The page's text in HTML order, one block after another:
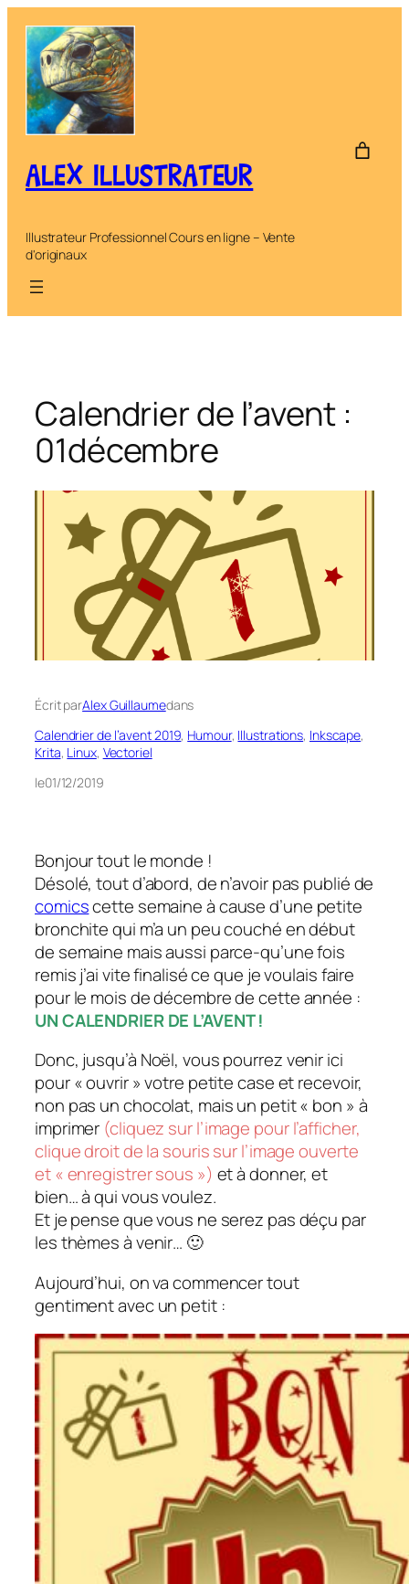
contenu
ALEX ILLUSTRATEUR
Illustrateur Professionnel Cours en ligne – Vente
d'originaux
Calendrier de l’avent :
01décembre
Écrit parAlex Guillaumedans
Calendrier de l’avent 2019, Humour, Illustrations, Inkscape
Krita, Linux, Vectoriel
le01/12/2019
Bonjour tout le monde !
Désolé, tout d’abord, de n’avoir pas publié de
comicscette semaine à cause d’une petite
bronchite qui m’a un peu couché en début
de semaine mais aussi parce-qu’une fois
remis j’ai vite finalisé ce que je voulais faire
pour le mois de décembre de cette année :
UN CALENDRIER DE L’AVENT !
Donc, jusqu’à Noël, vous pourrez venir ici
pour « ouvrir » votre petite case et recevoir,
non pas un chocolat, mais un petit « bon » à
imprimer (cliquez sur l’image pour l’afficher,
clique droit de la souris sur l’image ouverte
et « enregistrer sous ») et à donner, et
bien… à qui vous voulez.
Et je pense que vous ne serez pas déçu par
les thèmes à venir… 🙂
Aujourd’hui, on va commencer tout
gentiment avec un petit :